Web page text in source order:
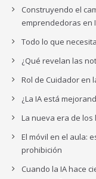
Construyendo el
emprendedoras en
Todo lo que
¿Qué revelan las
Rol de Cuidador en
¿La IA está
La nueva era de los
El móvil en el aula:
prohibición
Cuando la IA hace